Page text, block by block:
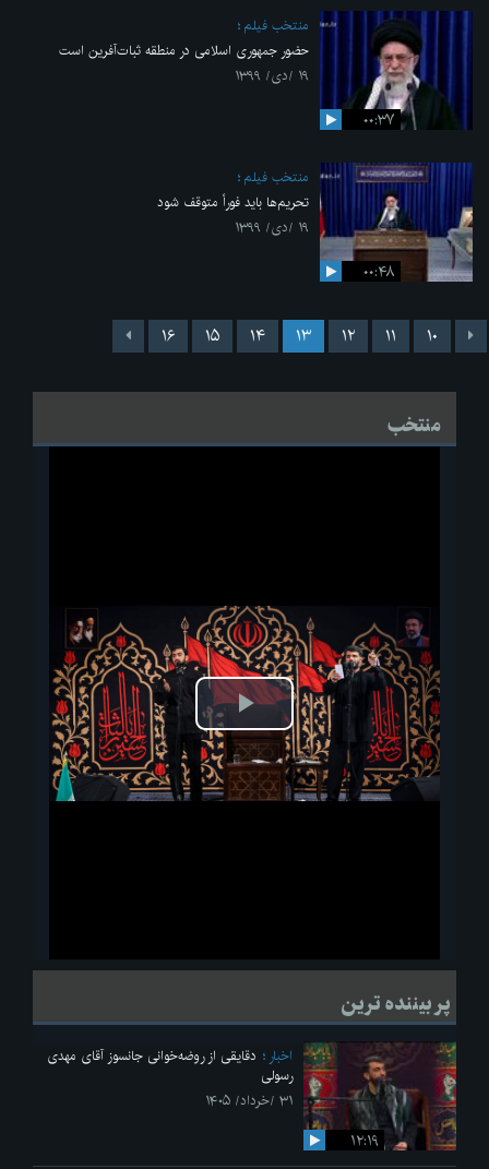
۰۰:۳۷
منتخب فیلم
حضور جمهوری اسلامی در منطقه ثبات‌آفرین است
۱۹ /دی/ ۱۳۹۹
۰۰:۴۸
منتخب فیلم
تحریم‌ها باید فوراً متوقف شود
۱۹ /دی/ ۱۳۹۹
۱۰ ۱۱ ۱۲ ۱۳ ۱۴ ۱۵ ۱۶
منتخب
پخش
ویدیو
لحظاتی از قرائت زیارت اربعین امام حسین(ع) در مراسم عزاداری هیئات
پر بیننده ترین
۱۲:۱۹
اخبار
دقایقی از روضه‌خوانی جانسوز آقای مهدی
رسولی
۳۱ /خرداد/ ۱۴۰۵